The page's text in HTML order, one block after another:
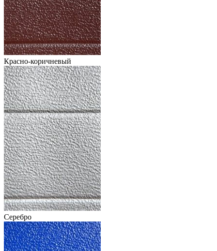
Красно-коричневый
Серебро